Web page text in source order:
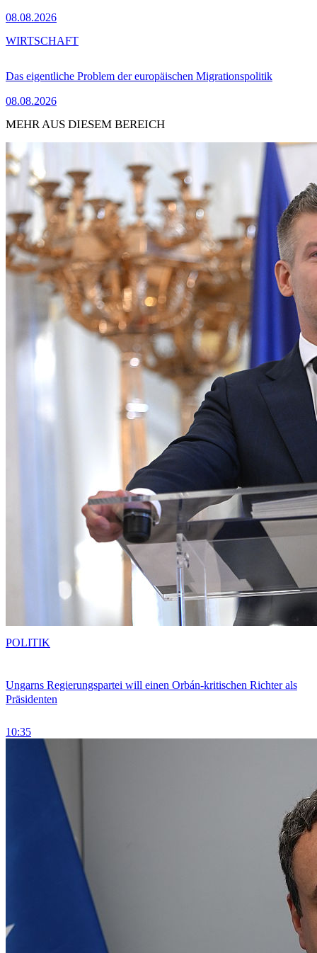
08.08.2026
Das eigentliche Problem der europäischen Migrationspolitik
08.08.2026
WIRTSCHAFT
MEHR AUS DIESEM BEREICH
Ungarns Regierungspartei will einen Orbán-kritischen Richter als
Präsidenten
10:35
POLITIK